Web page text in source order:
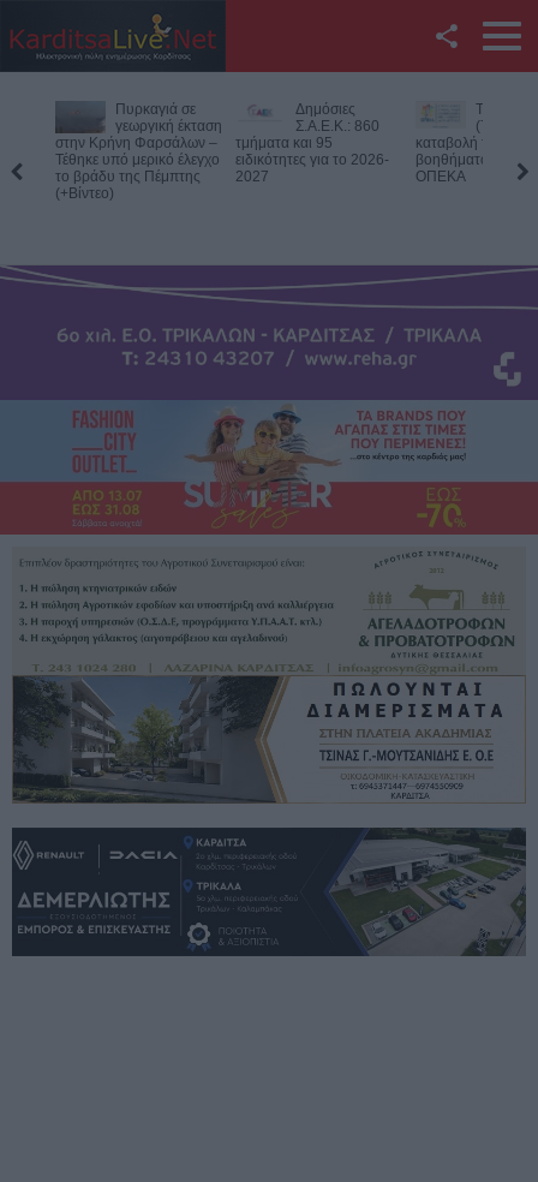
Twitter
YouTube
RSS
KarditsaLive.Net
Δημόσιες
Σ.Α.Ε.Κ.: 860
τμήματα και 95
ειδικότητες για το 2026-
2027
Την Παρασκευή
(7/8) η δεύτερη
καταβολή του
βοηθήματος του ΛΑΕ-
ΟΠΕΚΑ
Νεκρός
αγροτική περιοχή
Δομενίκου –
παθολογικό αίτιο